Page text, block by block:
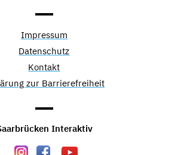
Impressum
Datenschutz
Kontakt
zur Barrierefreiheit
Interaktiv